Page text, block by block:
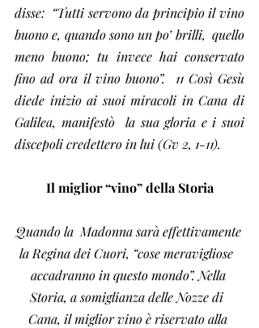
disse:  “Tutti servono da principio il vino
buono e, quando sono un po’ brilli,  quello
meno buono; tu invece hai conservato
fino ad ora il vino buono”.  11 Così Gesù
diede inizio ai suoi miracoli in Cana di
Galilea, manifestò  la sua gloria e i suoi
discepoli credettero in lui (Gv 2, 1-11).
Il miglior “vino” della Storia
Quando la  Madonna sarà effettivamente
la Regina dei Cuori, “cose meravigliose
accadranno in questo mondo”. Nella
Storia, a somiglianza delle Nozze di
Cana, il miglior vino è riservato alla